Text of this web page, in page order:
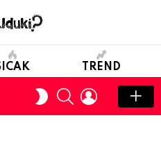
TREND
SWITCH
SKIN
SEARCHLOGIN